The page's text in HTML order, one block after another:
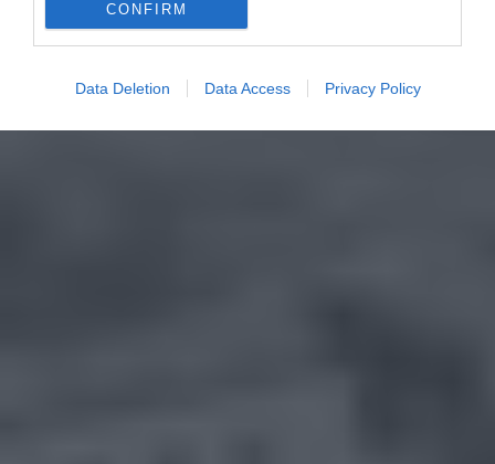
CONFIRM
Data Deletion Data Access Privacy Policy